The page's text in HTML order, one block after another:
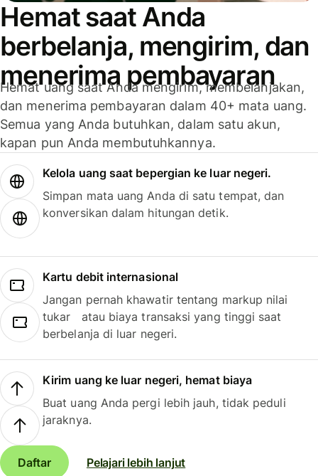
Hemat saat Anda
berbelanja, mengirim, dan
menerima pembayaran
Hemat uang saat Anda mengirim, membelanjakan,
dan menerima pembayaran dalam 40+ mata uang.
Semua yang Anda butuhkan, dalam satu akun,
kapan pun Anda membutuhkannya.
Kelola uang saat bepergian ke luar negeri.
Simpan mata uang Anda di satu tempat, dan
konversikan dalam hitungan detik.
Kartu debit internasional
Jangan pernah khawatir tentang markup nilai
tukar atau biaya transaksi yang tinggi saat
berbelanja di luar negeri.
Kirim uang ke luar negeri, hemat biaya
Buat uang Anda pergi lebih jauh, tidak peduli
jaraknya.
Daftar Pelajari lebih lanjut